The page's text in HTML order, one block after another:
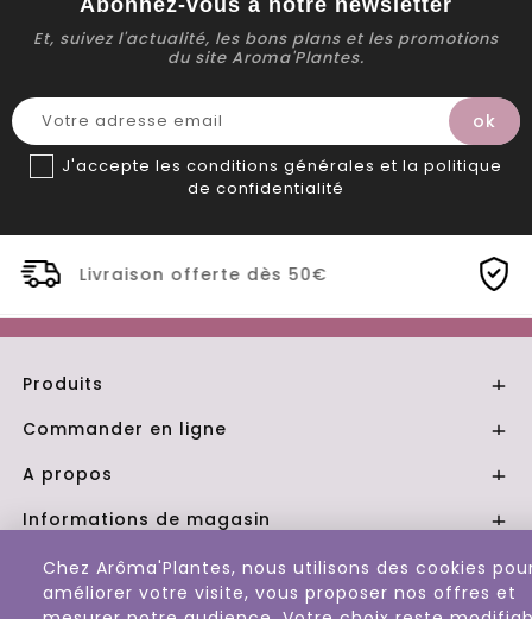
Chez Arôma'Plantes, nous utilisons des cookies
améliorer votre visite, vous proposer nos offres et
Abonnez-vous à notre newsletter
Et, suivez l'actualité, les bons plans et les promotions
du site Aroma'Plantes.
J'accepte les conditions générales et la politique
de confidentialité
50€ Distillerie Bio artisanale de
Produits 
Commander en ligne 
A propos 
Informations de magasin 
© 2026 - Aroma Plantes